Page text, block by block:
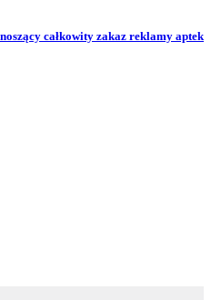
całkowity zakaz reklamy aptek